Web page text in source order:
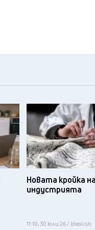
Новата кройка
индустрията
11:10, 30 юли 26 / Idealisti